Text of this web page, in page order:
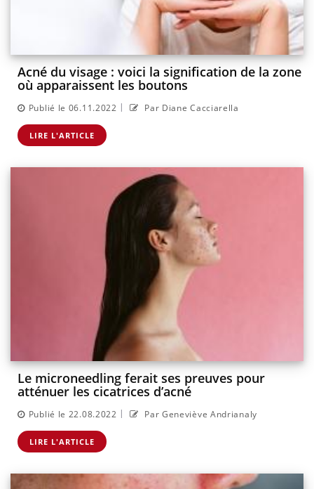
Acné du visage : voici la signification de la zone
où apparaissent les boutons
Publié le 06.11.2022 | Par Diane Cacciarella
LIRE L'ARTICLE
Le microneedling ferait ses preuves pour
atténuer les cicatrices d’acné
Publié le 22.08.2022 | Par Geneviève Andrianaly
LIRE L'ARTICLE